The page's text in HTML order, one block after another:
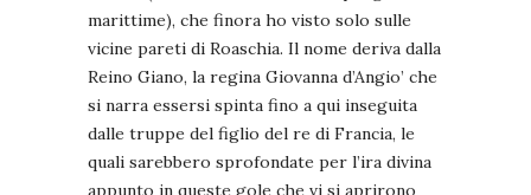
marittime), che finora ho visto solo sulle
vicine pareti di Roaschia. Il nome deriva dalla
Reino Giano, la regina Giovanna d’Angio’ che
si narra essersi spinta fino a qui inseguita
dalle truppe del figlio del re di Francia, le
quali sarebbero sprofondate per l’ira divina
appunto in queste gole che vi si aprirono